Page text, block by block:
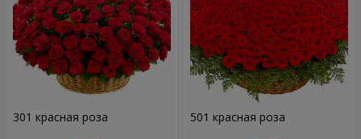
301 красная роза 501 красная роза